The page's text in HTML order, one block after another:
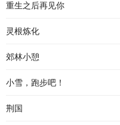
重生之后再见你
灵根炼化
郊林小憩
小雪，跑步吧！
荆国